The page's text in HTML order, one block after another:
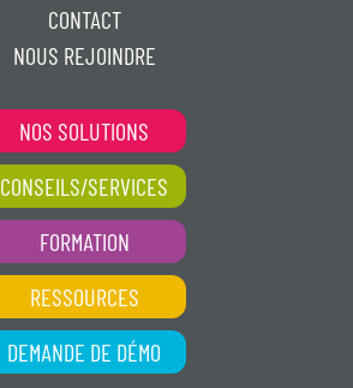
CONTACT
NOUS REJOINDRE
NOS SOLUTIONS
CONSEILS/SERVICES
FORMATION
RESSOURCES
DEMANDE DE DÉMO